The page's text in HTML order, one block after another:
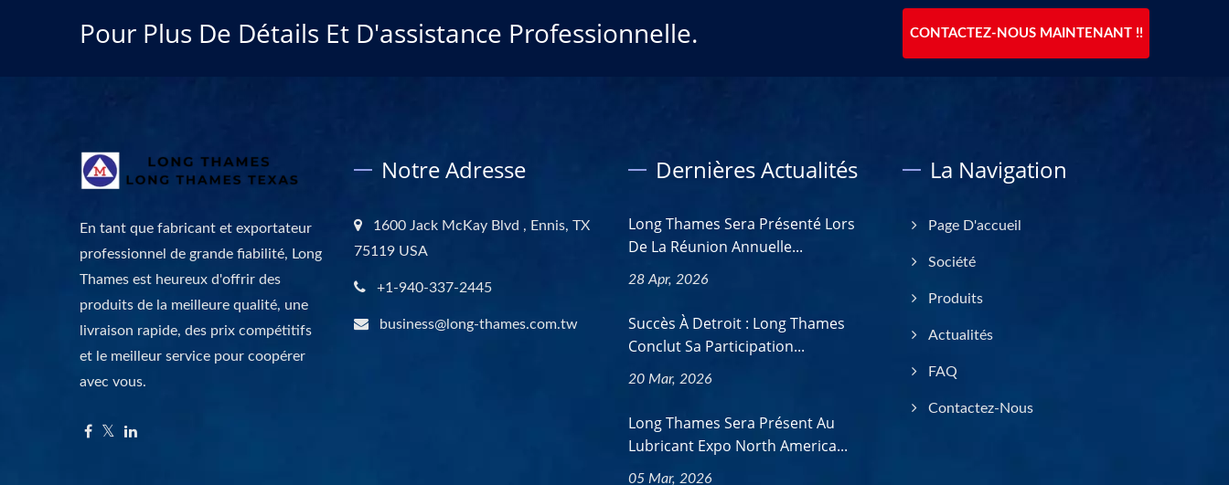
Pour Plus De Détails Et D'assistance Professionnelle. CONTACTEZ-NOUS MAINTENANT !!
En tant que fabricant et exportateur
professionnel de grande fiabilité, Long
Thames est heureux d'offrir des
produits de la meilleure qualité, une
livraison rapide, des prix compétitifs
et le meilleur service pour coopérer
avec vous.
Notre Adresse
1600 Jack McKay Blvd , Ennis, TX
75119 USA
+1-940-337-2445
business@long-thames.com.tw
Dernières Actualités
Long Thames Sera Présenté Lors
De La Réunion Annuelle...
28 Apr, 2026
Succès À Detroit : Long Thames
Conclut Sa Participation...
20 Mar, 2026
Long Thames Sera Présent Au
Lubricant Expo North America...
05 Mar, 2026
La Navigation
Page D'accueil
Société
Produits
Actualités
FAQ
Contactez-Nous